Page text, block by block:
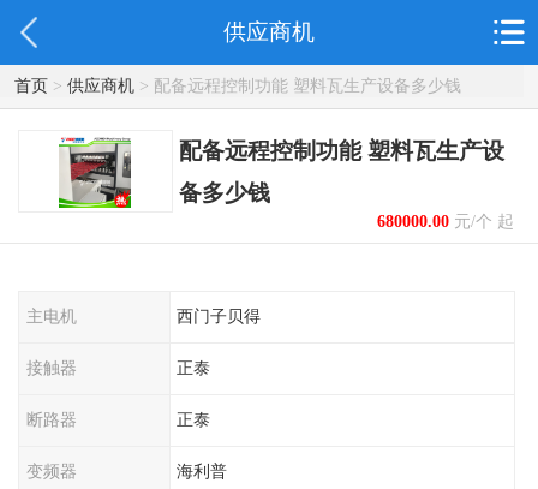
供应商机
首页> 供应商机> 配备远程控制功能 塑料瓦生产设备多少钱
配备远程控制功能 塑料瓦生产设
备多少钱
680000.00元/个 起
主电机 西门子贝得
接触器 正泰
断路器 正泰
变频器 海利普